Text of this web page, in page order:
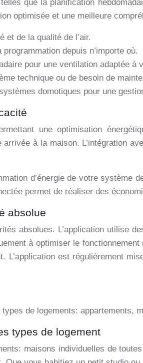
que la planification
optimisée et une meilleure
et de la qualité de l’air.
depuis n’importe où.
pour une ventilation adaptée à
technique ou de besoin de
domotiques pour une
une optimisation
à la maison. L’intégration
d’énergie de votre
permet de réaliser des
absolue
absolues. L’application utilise
à optimiser le
est régulièrement
de logements:
types de logement
maisons individuelles de